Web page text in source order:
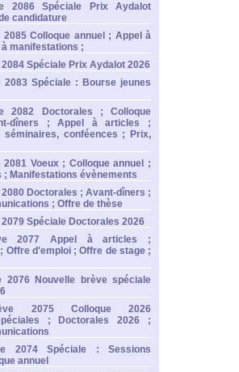
2086 Spéciale Prix Aydalot
candidature
2085 Colloque annuel ; Appel à
manifestations ;
Spéciale Prix Aydalot 2026
2083 Spéciale : Bourse jeunes
2082 Doctorales ; Colloque
dîners ; Appel à articles ;
séminaires, conféences ; Prix,
2081 Voeux ; Colloque annuel ;
; Manifestations évènements
Doctorales ; Avant-dîners ;
; Offre de thèse
Spéciale Doctorales 2026
2077 Appel à articles ;
Offre d'emploi ; Offre de stage ;
2076 Nouvelle brève spéciale
2075 Colloque 2026
; Doctorales 2026 ;
2074 Spéciale : Sessions
annuel